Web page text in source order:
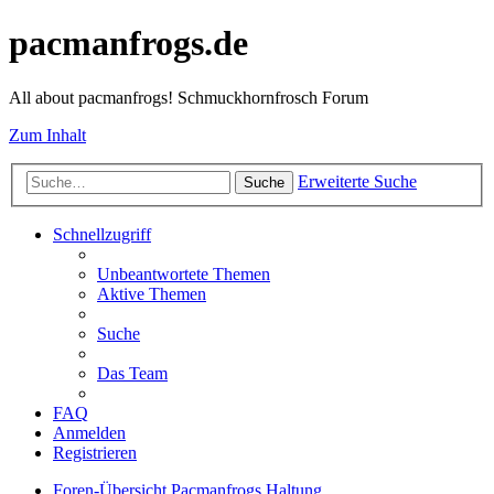
pacmanfrogs.de
All about pacmanfrogs! Schmuckhornfrosch Forum
Zum Inhalt
Suche Erweiterte Suche
Schnellzugriff
Unbeantwortete Themen
Aktive Themen
Suche
Das Team
FAQ
Anmelden
Registrieren